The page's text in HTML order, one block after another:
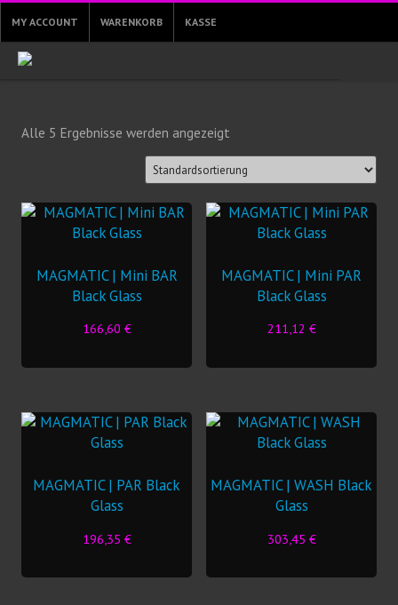
MY ACCOUNT WARENKORB KASSE
Alle 5 Ergebnisse werden angezeigt
MAGMATIC | Mini BAR
Black Glass
166,60 €
MAGMATIC | Mini PAR
Black Glass
211,12 €
MAGMATIC | PAR Black
Glass
196,35 €
MAGMATIC | WASH Black
Glass
303,45 €